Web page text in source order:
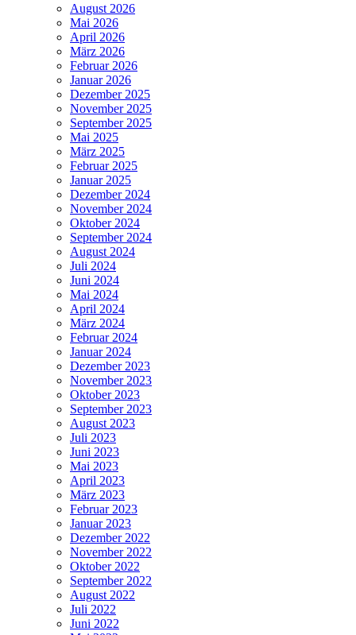
August 2026
Mai 2026
April 2026
März 2026
Februar 2026
Januar 2026
Dezember 2025
November 2025
September 2025
Mai 2025
März 2025
Februar 2025
Januar 2025
Dezember 2024
November 2024
Oktober 2024
September 2024
August 2024
Juli 2024
Juni 2024
Mai 2024
April 2024
März 2024
Februar 2024
Januar 2024
Dezember 2023
November 2023
Oktober 2023
September 2023
August 2023
Juli 2023
Juni 2023
Mai 2023
April 2023
März 2023
Februar 2023
Januar 2023
Dezember 2022
November 2022
Oktober 2022
September 2022
August 2022
Juli 2022
Juni 2022